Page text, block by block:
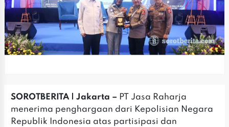
SOROTBERITA | Jakarta – PT Jasa Raharja
menerima penghargaan dari Kepolisian Negara
Republik Indonesia atas partisipasi dan